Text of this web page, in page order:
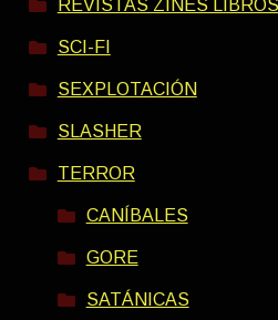
REVISTAS ZINES
SCI-FI
SEXPLOTACIÓN
SLASHER
TERROR
CANÍBALES
GORE
SATÁNICAS